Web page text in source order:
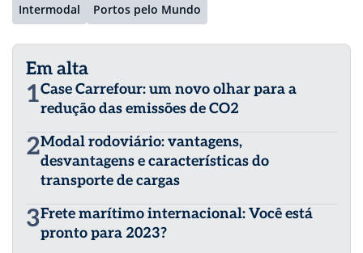
Intermodal Portos pelo Mundo
Em alta
1Case Carrefour: um novo olhar para a
redução das emissões de CO2
2Modal rodoviário: vantagens,
desvantagens e características do
transporte de cargas
3Frete marítimo internacional: Você está
pronto para 2023?